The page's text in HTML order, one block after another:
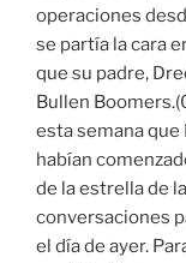
operaciones
se partía la cara
que su padre,
Bullen
esta semana que
habían
de la estrella de
conversaciones
el día de ayer.